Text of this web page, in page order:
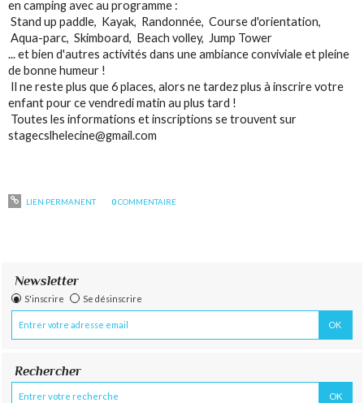
Newsletter
S'inscrire Se désinscrire
Rechercher
en camping avec au programme :
Stand up paddle, Kayak, Randonnée, Course d'orientation,
Aqua-parc, Skimboard, Beach volley, Jump Tower
... et bien d'autres activités dans une ambiance conviviale et pleine
de bonne humeur !
Il ne reste plus que 6 places, alors ne tardez plus à inscrire votre
enfant pour ce vendredi matin au plus tard !
Toutes les informations et inscriptions se trouvent sur
stagecslhelecine@gmail.com
LIEN PERMANENT 0COMMENTAIRE